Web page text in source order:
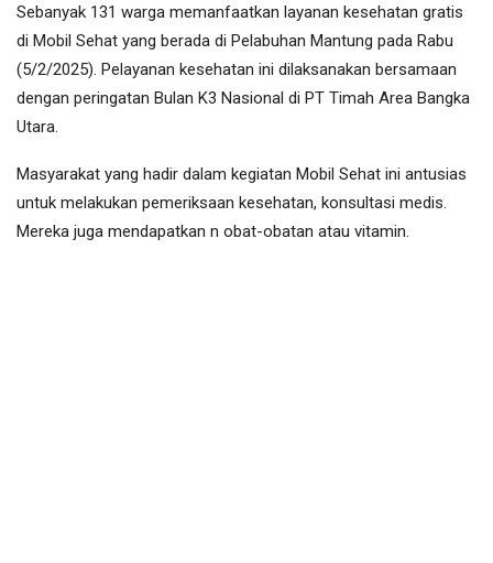
Sebanyak 131 warga memanfaatkan layanan kesehatan gratis
di Mobil Sehat yang berada di Pelabuhan Mantung pada Rabu
(5/2/2025). Pelayanan kesehatan ini dilaksanakan bersamaan
dengan peringatan Bulan K3 Nasional di PT Timah Area Bangka
Utara.
Masyarakat yang hadir dalam kegiatan Mobil Sehat ini antusias
untuk melakukan pemeriksaan kesehatan, konsultasi medis.
Mereka juga mendapatkan n obat-obatan atau vitamin.